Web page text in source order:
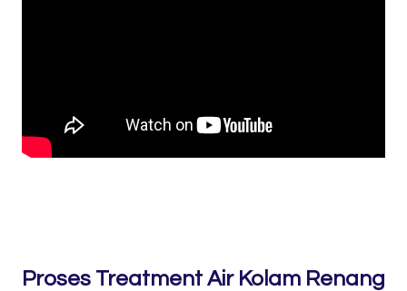
Proses Treatment Air Kolam Renang